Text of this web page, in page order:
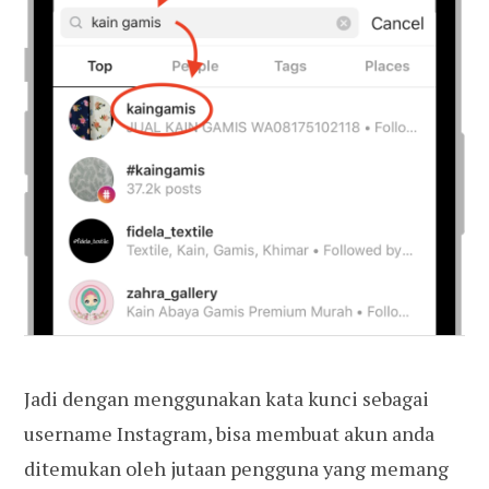
Jadi dengan menggunakan kata kunci sebagai
username Instagram, bisa membuat akun anda
ditemukan oleh jutaan pengguna yang memang